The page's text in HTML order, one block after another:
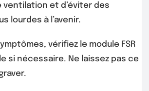
ventilation et d’éviter des
lourdes à l’avenir.
vérifiez le module FSR
si nécessaire. Ne laissez pas ce